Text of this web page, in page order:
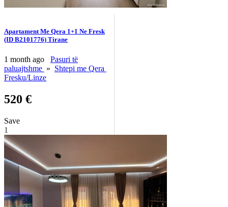
Apartament Me Qera 1+1 Ne Fresk
(ID B2101776) Tirane
1 month ago
Pasuri të
paluajtshme » Shtepi me Qera
Fresku/Linze
520 €
Save
1